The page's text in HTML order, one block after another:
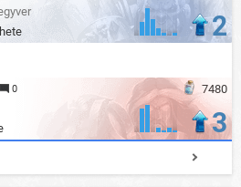
2
7480
0
3